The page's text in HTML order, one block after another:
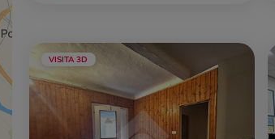
VISITA 3D